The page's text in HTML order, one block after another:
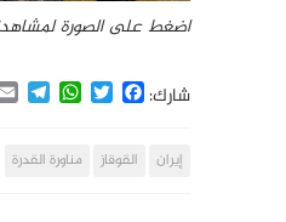
اضغط على الصورة
شارك: Facebook
Twitter
إيران القوقاز مناورة القدرة